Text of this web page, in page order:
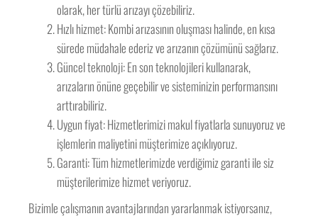
olarak, her türlü arızayı çözebiliriz.
Hızlı hizmet: Kombi arızasının oluşması halinde, en kısa
sürede müdahale ederiz ve arızanın çözümünü sağlarız.
Güncel teknoloji: En son teknolojileri kullanarak,
arızaların önüne geçebilir ve sisteminizin performansını
arttırabiliriz.
Uygun fiyat: Hizmetlerimizi makul fiyatlarla sunuyoruz ve
işlemlerin maliyetini müşterimize açıklıyoruz.
Garanti: Tüm hizmetlerimizde verdiğimiz garanti ile siz
müşterilerimize hizmet veriyoruz.
Bizimle çalışmanın avantajlarından yararlanmak istiyorsanız,